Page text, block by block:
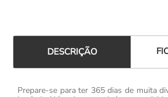
DESCRIÇÃO
Prepare-se para ter 365 dias de muita